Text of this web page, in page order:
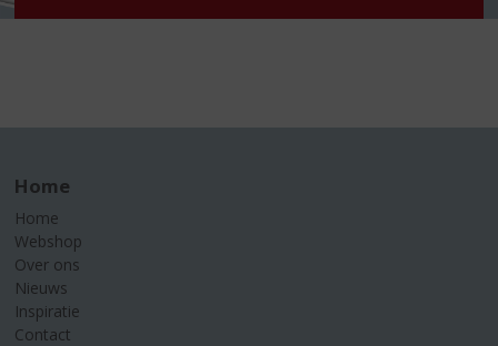
Home
Home
Webshop
Over ons
Nieuws
Inspiratie
Contact